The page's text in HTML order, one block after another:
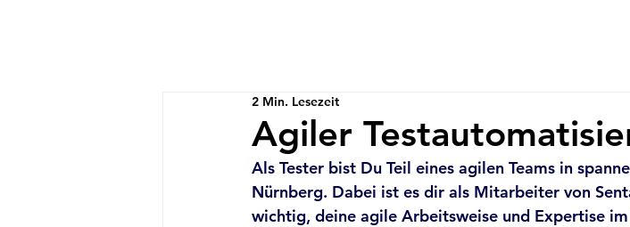
Agiler
2 Min. Lesezeit
Als Tester bist Du Teil eines agilen Teams in
Nürnberg. Dabei ist es dir als Mitarbeiter von
wichtig, deine agile Arbeitsweise und Expertise